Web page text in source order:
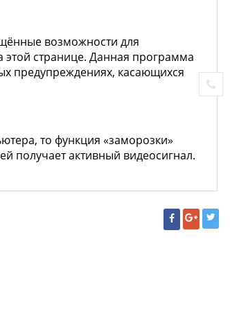
возможности для
этой странице. Данная программа
предупреждениях, касающихся
то функция «заморозки»
получает активный видеосигнал.